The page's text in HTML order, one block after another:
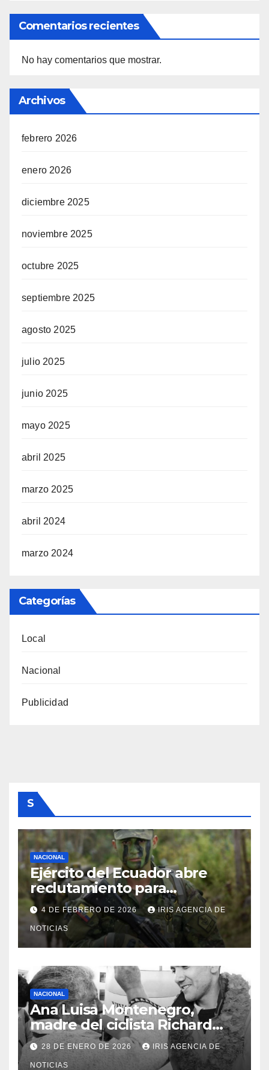
Comentarios recientes
No hay comentarios que mostrar.
Archivos
febrero 2026
enero 2026
diciembre 2025
noviembre 2025
octubre 2025
septiembre 2025
agosto 2025
julio 2025
junio 2025
mayo 2025
abril 2025
marzo 2025
abril 2024
marzo 2024
Categorías
Local
Nacional
Publicidad
S
NACIONAL
Ejército del Ecuador abre
reclutamiento para
bachilleres a partir de este
viernes 6 de febrero
4 DE FEBRERO DE 2026 IRIS AGENCIA DE
NOTICIAS
NACIONAL
Ana Luisa Montenegro,
madre del ciclista Richard
Carapaz falleció en Tulcán, a
los 73 años
28 DE ENERO DE 2026 IRIS AGENCIA DE
NOTICIAS